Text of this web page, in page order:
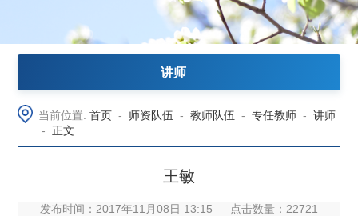
讲师
当前位置:首页 - 师资队伍 -教师队伍 -专任教师 -讲师
-正文
王敏
发布时间：2017年11月08日 13:15 点击数量： 22721